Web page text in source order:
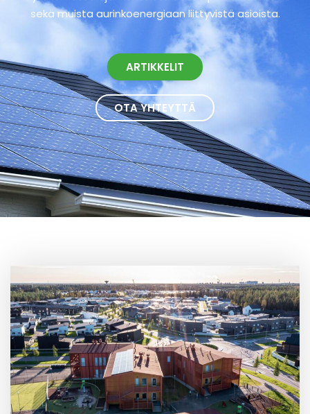
sekä muista aurinkoenergiaan liittyvistä asioista.
ARTIKKELIT
OTA YHTEYTTÄ